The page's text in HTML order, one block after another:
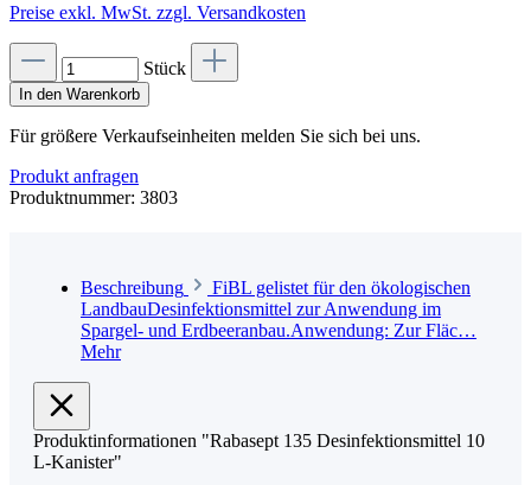
Preise exkl. MwSt. zzgl. Versandkosten
Stück
In den Warenkorb
Für größere Verkaufseinheiten melden Sie sich bei uns.
Produkt anfragen
Produktnummer: 3803
Beschreibung
FiBL gelistet für den ökologischen
LandbauDesinfektionsmittel zur Anwendung im
Spargel- und Erdbeeranbau.Anwendung: Zur Fläc…
Mehr
Produktinformationen "Rabasept 135 Desinfektionsmittel 10
L-Kanister"